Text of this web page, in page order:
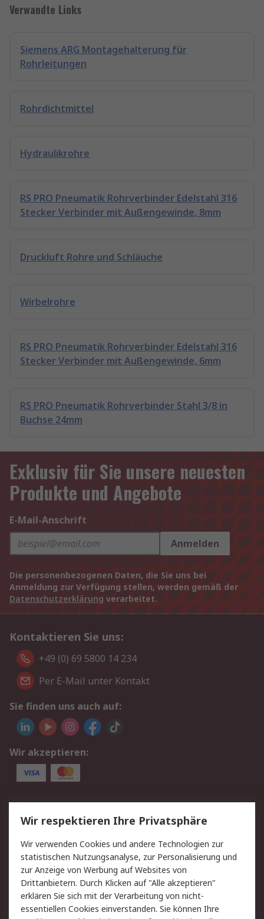
Verwandte Links
Siemens ARG Montagehalterung für
Rohrleitungen
Rohrdichtmittel
Hydraulikrohre
RS PRO Pneumatik Rohrverbinder Edelstahl 316
Stecker Verbinder mit Außengewinde, 8mm
Druckluft Rohre und Schläuche
Wirbelrohre
RS PRO Pneumatik Rohrverbinder Edelstahl 316
Stecker Verbinder mit Außengewinde, 6mm
RS PRO Pneumatik Rohrverbinder Stahl 3/8 in
Buchse 24mm
Exklusiv für Sie unsere neuesten
Produkte und Angebote
E-Mail-Anschrift
Anmelden
Die personenbezogenen Daten, die Sie uns bei
Anmeldung zur Verfügung stellen, werden gemäß der
Datenschutzerklärung verarbeitet.
Kontaktieren Sie uns:
+49 (0) 69 5800 14 234
Per E-Mail unter Kontakt
Sie finden uns auch auf:
Wir akzeptieren:
Service
Value Added Services
Lieferlösungen
Rücksendungen
Kontakt
Hilfe
Privatkunden
Rechtliches
AGB Datenschutz
Wir respektieren Ihre Privatsphäre
Wir verwenden Cookies und andere Technologien zur
statistischen Nutzungsanalyse, zur Personalisierung und
zur Anzeige von Werbung auf Websites von
Drittanbietern. Durch Klicken auf "Alle akzeptieren"
erklären Sie sich mit der Verarbeitung von nicht-
essentiellen Cookies einverstanden. Sie können Ihre